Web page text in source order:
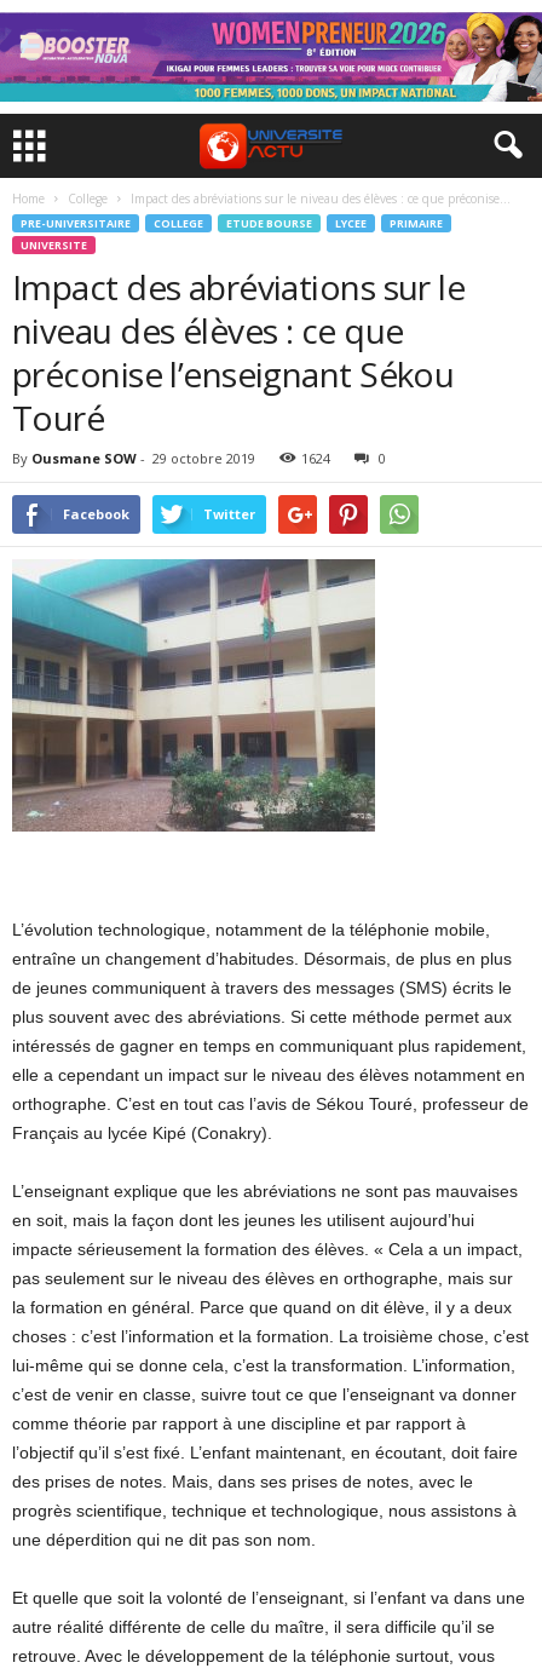
Home College Impact des abréviations sur le niveau des élèves : ce que préconise...
PRE-UNIVERSITAIRE COLLEGE ETUDE BOURSE LYCEE
PRIMAIRE
UNIVERSITE
Impact des abréviations sur le
niveau des élèves : ce que
préconise l’enseignant Sékou
Touré
By Ousmane SOW - 29 octobre 2019 1624 0
Facebook Twitter
L’évolution technologique, notamment de la téléphonie mobile,
entraîne un changement d’habitudes. Désormais, de plus en plus
de jeunes communiquent à travers des messages (SMS) écrits le
plus souvent avec des abréviations. Si cette méthode permet aux
intéressés de gagner en temps en communiquant plus rapidement,
elle a cependant un impact sur le niveau des élèves notamment en
orthographe. C’est en tout cas l’avis de Sékou Touré, professeur de
Français au lycée Kipé (Conakry).
L’enseignant explique que les abréviations ne sont pas mauvaises
en soit, mais la façon dont les jeunes les utilisent aujourd’hui
impacte sérieusement la formation des élèves. « Cela a un impact,
pas seulement sur le niveau des élèves en orthographe, mais sur
la formation en général. Parce que quand on dit élève, il y a deux
choses : c’est l’information et la formation. La troisième chose, c’est
lui-même qui se donne cela, c’est la transformation. L’information,
c’est de venir en classe, suivre tout ce que l’enseignant va donner
comme théorie par rapport à une discipline et par rapport à
l’objectif qu’il s’est fixé. L’enfant maintenant, en écoutant, doit faire
des prises de notes. Mais, dans ses prises de notes, avec le
progrès scientifique, technique et technologique, nous assistons à
une déperdition qui ne dit pas son nom.
Et quelle que soit la volonté de l’enseignant, si l’enfant va dans une
autre réalité différente de celle du maître, il sera difficile qu’il se
retrouve. Avec le développement de la téléphonie surtout, vous